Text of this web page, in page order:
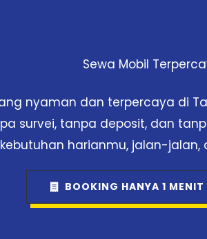
Sewa Mobil
nyaman dan terpercaya di
survei, tanpa deposit, dan
kebutuhan harianmu, jalan-jalan,
BOOKING HANYA 1